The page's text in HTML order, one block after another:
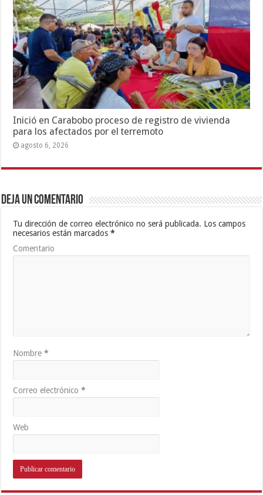
Inició en Carabobo proceso de registro de vivienda
para los afectados por el terremoto
agosto 6, 2026
Deja un comentario
Tu dirección de correo electrónico no será publicada. Los campos
necesarios están marcados*
Comentario
Nombre*
Correo electrónico*
Web